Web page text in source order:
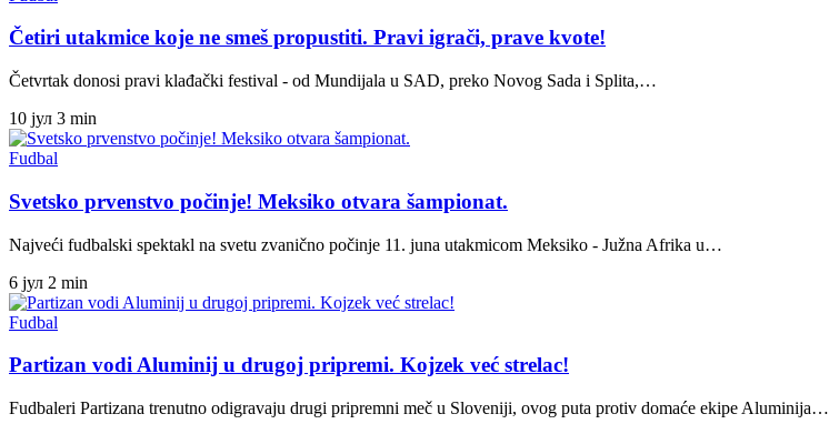
Četiri utakmice koje ne smeš propustiti. Pravi igrači, prave kvote!
Četvrtak donosi pravi klađački festival - od Mundijala u SAD, preko Novog Sada i Splita,…
10 јул 3 min
Fudbal
Svetsko prvenstvo počinje! Meksiko otvara šampionat.
Najveći fudbalski spektakl na svetu zvanično počinje 11. juna utakmicom Meksiko - Južna Afrika u…
6 јул 2 min
Fudbal
Partizan vodi Aluminij u drugoj pripremi. Kojzek već strelac!
Fudbaleri Partizana trenutno odigravaju drugi pripremni meč u Sloveniji, ovog puta protiv domaće ekipe Aluminija…